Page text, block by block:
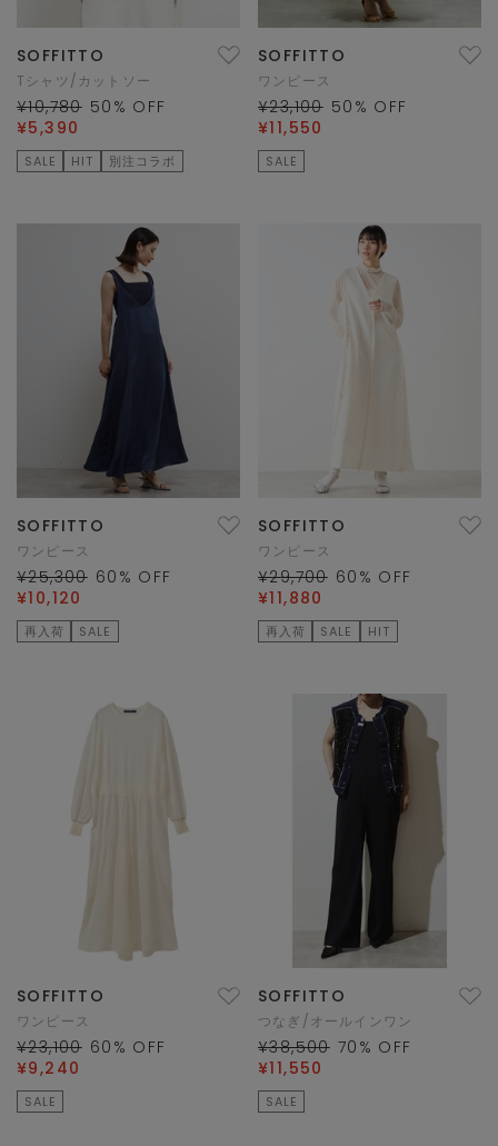
SOFFITTO
Tシャツ/カットソー
¥10,780 50 % OFF
¥5,390
SALE HIT 別注コラボ
SOFFITTO
ワンピース
¥23,100 50 % OFF
¥11,550
SALE
SOFFITTO
ワンピース
¥25,300 60 % OFF
¥10,120
再入荷 SALE
SOFFITTO
ワンピース
¥29,700 60 % OFF
¥11,880
再入荷 SALE HIT
SOFFITTO
ワンピース
¥23,100 60 % OFF
¥9,240
SALE
SOFFITTO
つなぎ/オールインワン
¥38,500 70 % OFF
¥11,550
SALE